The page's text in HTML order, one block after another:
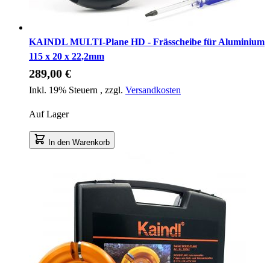
KAINDL MULTI-Plane HD - Frässcheibe für Aluminium
115 x 20 x 22,2mm
289,00 €
Inkl. 19% Steuern , zzgl. Versandkosten
Auf Lager
In den Warenkorb